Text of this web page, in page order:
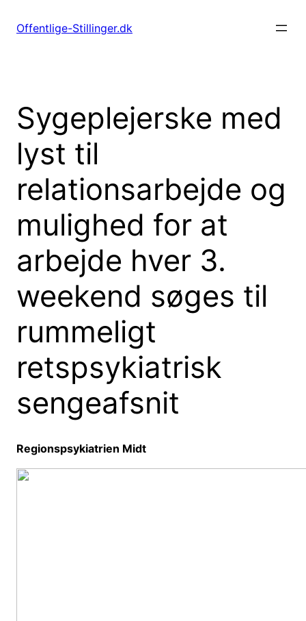
Offentlige-Stillinger.dk
Sygeplejerske med
lyst til
relationsarbejde og
mulighed for at
arbejde hver 3.
weekend søges til
rummeligt
retspsykiatrisk
sengeafsnit
Regionspsykiatrien Midt